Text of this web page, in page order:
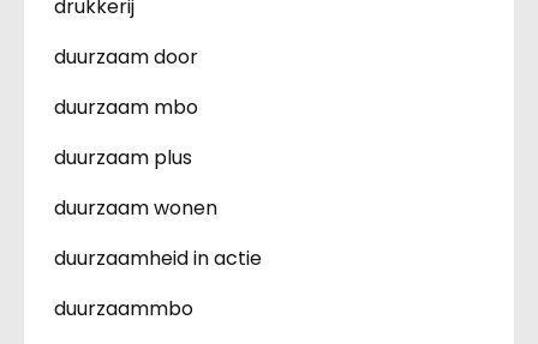
drukkerij
duurzaam door
duurzaam mbo
duurzaam plus
duurzaam wonen
duurzaamheid in actie
duurzaammbo